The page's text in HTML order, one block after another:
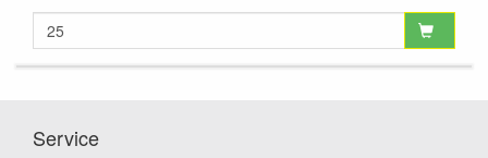
Service